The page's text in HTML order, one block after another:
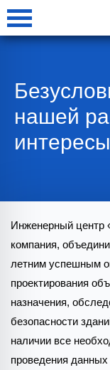
нашей
Инженерный центр
компания,
летним успешным
проектирования
назначения,
безопасности
наличии все
проведения